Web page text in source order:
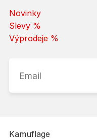
Novinky
Slevy %
Výprodeje %
Kamuflage